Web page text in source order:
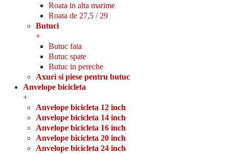
Roata in alta marime
Roata de 27,5 / 29
Butuci
+
Butuc fata
Butuc spate
Butuc in pereche
Axuri si piese pentru butuc
Anvelope bicicleta
+
Anvelope bicicleta 12 inch
Anvelope bicicleta 14 inch
Anvelope bicicleta 16 inch
Anvelope bicicleta 20 inch
Anvelope bicicleta 24 inch